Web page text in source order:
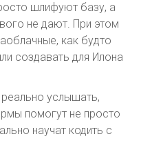
шлифуют базу, а
не дают. При этом
как будто
создавать для Илона
услышать,
помогут не просто
научат кодить с